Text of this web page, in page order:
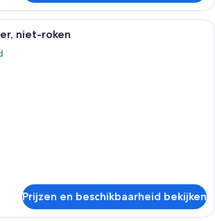
Een hotelkamer met twee bedden,
niet-roken
Prijzen en beschikbaarheid bekijken